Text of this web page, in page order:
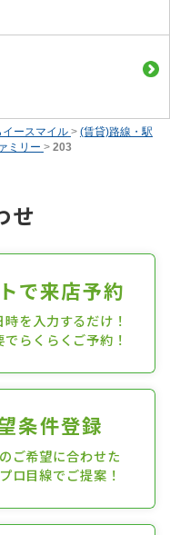
ースマイル > (賃貸)路線・駅
ミリー > 203
せ
で来店予約
時を入力するだけ！
でらくらくご予約！
条件登録
ご希望に合わせた
ロ目線でご提案！